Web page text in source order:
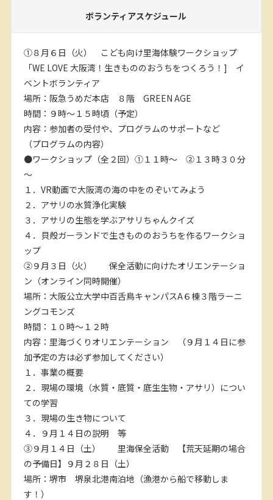
ボランティアスケジュール
①８月６日（火） こども向け里海体験ワークショップ
「WE LOVE 大阪湾！生きもののおうちをつくろう！] イ
ベントボランティア
場所：阪急うめだ本店 ８階 GREEN AGE
時間：９時～１５時頃（予定）
内容：参加者の受付や、プログラムのサポートなど
（プログラムの内容）
●ワークショップ（全２回）①１１時～ ②１３時３０分
～
１．VR動画で大阪湾の海の中をのぞいてみよう
２．アサリの水質浄化実験
３．アサリの生態を学ぶアサリちゃんクイズ
４．貝殻ガーランドで生きもののおうちを作るワークショ
ップ
②９月３日（火） 保全活動に向けたオリエンテーショ
ン（オンライン同時開催）
場所：大阪公立大学中百舌鳥キャンパスA６棟３階ラーニ
ングコモンズ
時間：１０時～１２時
内容：里海づくりオリエンテーション （９月１４日に参
加予定の方は必ず参加してください）
１．事業の概要
２．現場の環境（水質・底質・底生生物・アサリ）につい
ての学習
３．現場の生き物について
４．９月１４日の説明 等
③９月１４日（土） 里海保全活動 【荒天延期の場合
の予備日】９月２８日（土）
場所：堺市 堺泉北港南泊地（漁港から船で移動しま
す！）